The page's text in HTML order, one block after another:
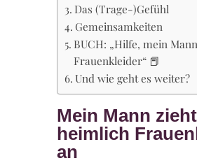
Das (Trage-)Gefühl
Gemeinsamkeiten
BUCH: „Hilfe, mein
Frauenkleider“ 📕
Und wie geht es weiter?
Mein Mann zieht
heimlich
an